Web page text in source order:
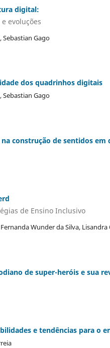
digital:
evoluções
Gago
dos quadrinhos digitais
Gago
construção de sentidos
de Ensino Inclusivo
Wunder da Silva,
de super-heróis e sua
e tendências para o